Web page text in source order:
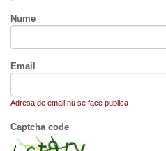
Nume
Email
Adresa de email nu se face publica
Captcha code